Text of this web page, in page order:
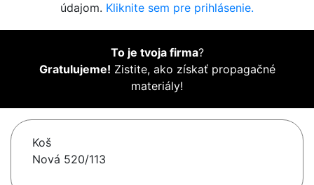
údajom. Kliknite sem pre prihlásenie.
To je tvoja firma?
Gratulujeme! Zistite, ako získať propagačné
materiály!
Koš
Nová 520/113